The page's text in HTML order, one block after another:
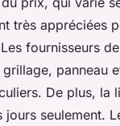
très appréciées
fournisseurs
panneau
De plus, la
seulement.